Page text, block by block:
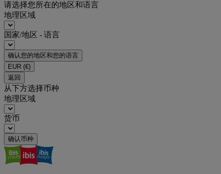
请选择您所在的地区和语言
地理区域
国家/地区 - 语言
确认您的地区和您的语言
EUR (€)
返回
从下方选择币种
地理区域
货币
确认币种